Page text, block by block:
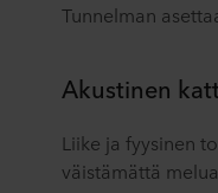
Tunnelman
Akustinen
Liike ja fyysinen
väistämättä